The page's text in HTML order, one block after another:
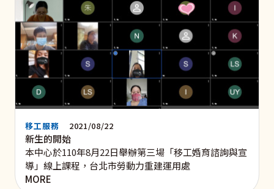
移工服務 2021/08/22
新生的開始
本中心於110年8月22日舉辦第三場「移工婚育諮詢與宣
導」線上課程，台北市勞動力重建運用處
MORE